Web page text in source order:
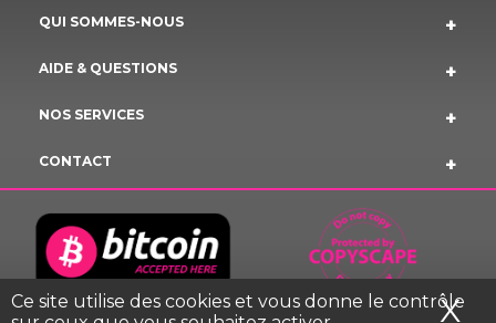
Ce site utilise des cookies et vous donne le contrôle
X
QUI SOMMES-NOUS
AIDE & QUESTIONS
NOS SERVICES
CONTACT